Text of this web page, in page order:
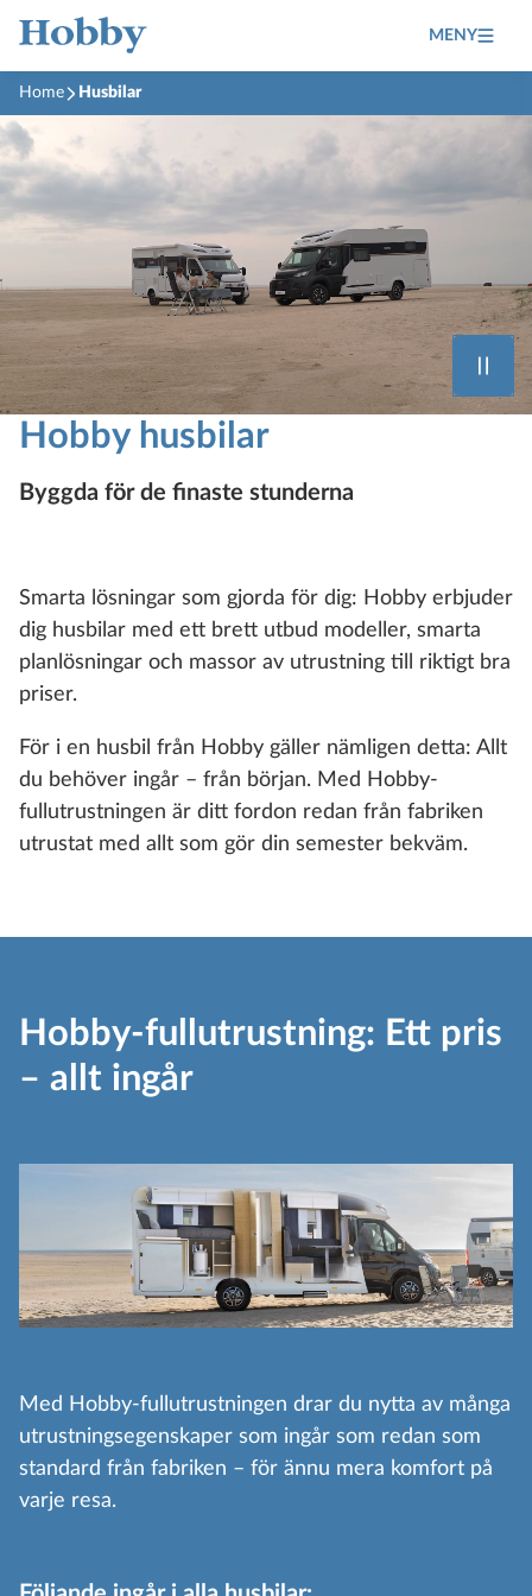
MENY
Home Husbilar
Hobby husbilar
Byggda för de finaste stunderna
Smarta lösningar som gjorda för dig: Hobby erbjuder
dig husbilar med ett brett utbud modeller, smarta
planlösningar och massor av utrustning till riktigt bra
priser.
För i en husbil från Hobby gäller nämligen detta: Allt
du behöver ingår – från början. Med Hobby-
fullutrustningen är ditt fordon redan från fabriken
utrustat med allt som gör din semester bekväm.
Hobby-fullutrustning: Ett pris
– allt ingår
Med Hobby-fullutrustningen drar du nytta av många
utrustningsegenskaper som ingår som redan som
standard från fabriken – för ännu mera komfort på
varje resa.